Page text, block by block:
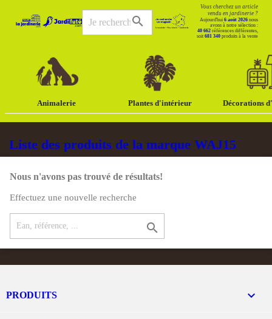
search
Vous cherchez un article
vendu en jardinerie ?
Aujourd'hui 6 août 2026 nous
avons à notre sélection :
40 662 références différentes,
soit 681 340 produits à la vente
Animalerie Plantes d'intérieur Décorations
Liste des produits de la marque WAJ15
Nous n'avons pas trouvé de résultats!
Effectuez une nouvelle recherche

PRODUITS 